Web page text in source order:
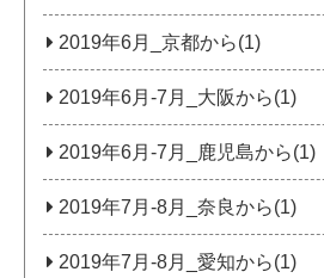
2019年6月_京都から(1)
2019年6月-7月_大阪から(1)
2019年6月-7月_鹿児島から(1)
2019年7月-8月_奈良から(1)
2019年7月-8月_愛知から(1)